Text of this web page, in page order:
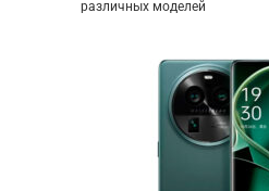
различных моделей